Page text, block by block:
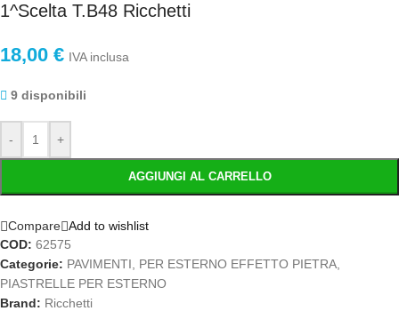
1^Scelta T.B48 Ricchetti
18,00 € IVA inclusa
9 disponibili
- +
AGGIUNGI AL CARRELLO
Compare Add to wishlist
COD: 62575
Categorie: PAVIMENTI PER ESTERNO EFFETTO PIETRA
PIASTRELLE PER ESTERNO
Brand: Ricchetti